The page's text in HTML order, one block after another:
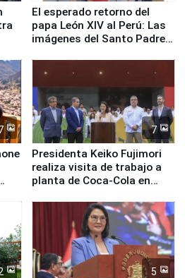
El esperado retorno del
papa León XIV al Perú: Las
imágenes del Santo Padre
7
Presidenta Keiko Fujimori
realiza visita de trabajo a
planta de Coca-Cola en
5